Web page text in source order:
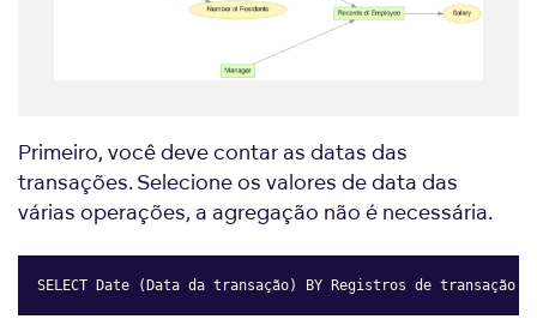
Primeiro, você deve contar as datas das
transações. Selecione os valores de data das
várias operações, a agregação não é necessária.
SELECT Date (Data da transação) BY Registros de transação
Copy